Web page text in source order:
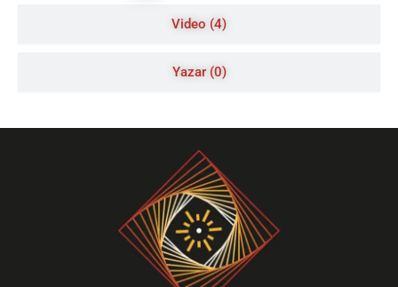
Video (4)
Yazar (0)